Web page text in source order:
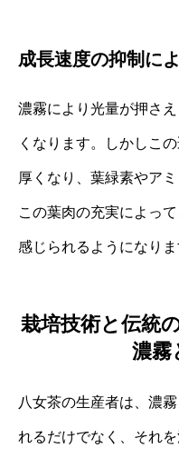
成長速度の抑制に
濃霧により光量が押さ
くなります。しかしこ
厚くなり、葉緑素やア
この葉肉の充実によっ
感じられるようになりま
栽培技術と伝統
濃霧
八女茶の生産者は、濃
れるだけでなく、それ